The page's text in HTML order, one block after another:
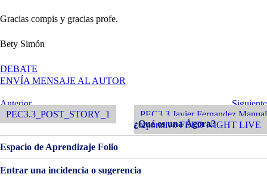
Gracias compis y gracias profe.
Bety Simón
DEBATE
MANUAL
CORPORATIVA
DEFINITIVA
ENVÍA MENSAJE AL AUTOR
Navegación
de
entradas
Entrada
Anterior
Anterior
PEC3.3_POST_STORY_1
Siguiente
Entrada
Siguiente
PEC3.3 Javier Fernandez Manual
corporativo FEED NIGHT LIVE
¿Qué es una Ágora?
Espacio de Aprendizaje Folio
Entrar una incidencia o sugerencia